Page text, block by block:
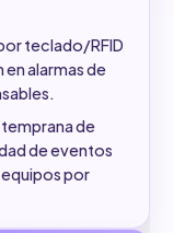
teclado/RFID
alarmas de
de
de eventos
por